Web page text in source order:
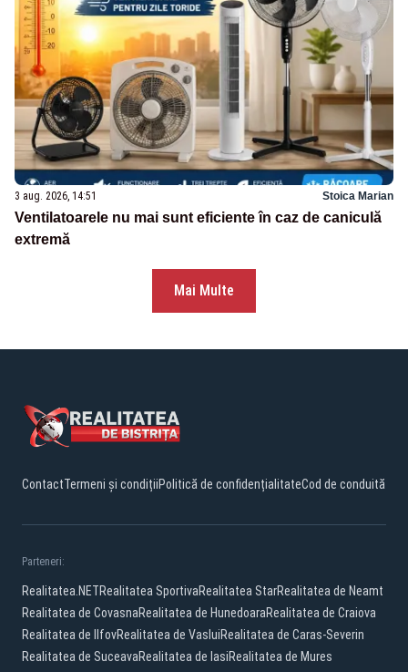
3 aug. 2026, 14:51 Stoica Marian
Ventilatoarele nu mai sunt eficiente în caz de caniculă
extremă
Mai Multe
ContactTermeni și condițiiPolitică de confidențialitateCod de conduită
Parteneri:
Realitatea.NETRealitatea SportivaRealitatea StarRealitatea de Neamt
Realitatea de CovasnaRealitatea de HunedoaraRealitatea de Craiova
Realitatea de IlfovRealitatea de VasluiRealitatea de Caras-Severin
Realitatea de SuceavaRealitatea de IasiRealitatea de Mures